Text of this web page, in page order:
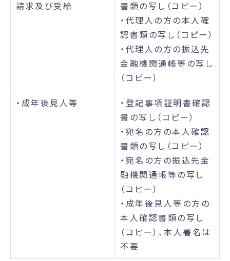
請求及び受給
書類の写し（コピー）
・代理人の方の本人確
認書類の写し（コピー）
・代理人の方の振込先
金融機関通帳等の写し
（コピー）
・成年後見人等
・登記事項証明書確認
書の写し（コピー）
・宛名の方の本人確認
書類の写し（コピー）
・宛名の方の振込先金
融機関通帳等の写し
（コピー）
・成年後見人等の方の
本人確認書類の写し
（コピー）、本人署名は
不要